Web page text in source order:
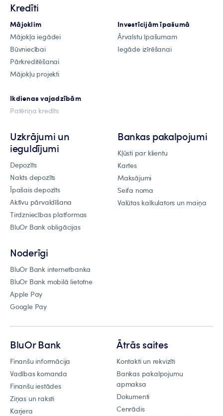
Kredīti
Mājoklim
Mājokļa iegādei
Būvniecībai
Pārkreditēšanai
Mājokļu projekti
Investīcijām īpašumā
Ārvalstu īpašumam
Iegāde izīrēšanai
Ikdienas vajadzībām
Patēriņa kredīts
Uzkrājumi un
ieguldījumi
Depozīts
Nakts depozīts
Īpašais depozīts
Aktīvu pārvaldīšana
Tirdzniecības platformas
BluOr Bank obligācijas
Bankas pakalpojumi
Kļūsti par klientu
Kartes
Maksājumi
Seifa noma
Valūtas kalkulators un maiņa
Noderīgi
BluOr Bank internetbanka
BluOr Bank mobilā lietotne
Apple Pay
Google Pay
BluOr Bank
Finanšu informācija
Vadības komanda
Finanšu iestādes
Ziņas un raksti
Karjera
Ātrās saites
Kontakti un rekvizīti
Bankas pakalpojumu
apmaksa
Dokumenti
Cenrādis